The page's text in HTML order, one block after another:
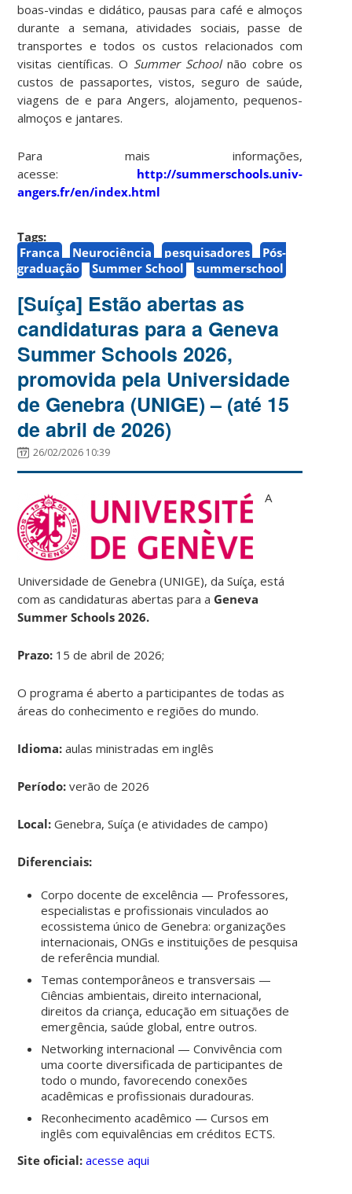
boas-vindas e didático, pausas para café e almoços
durante a semana, atividades sociais, passe de
transportes e todos os custos relacionados com
visitas científicas. O Summer Schoolnão cobre os
custos de passaportes, vistos, seguro de saúde,
viagens de e para Angers, alojamento, pequenos-
almoços e jantares.
Para mais informações,
acesse: http://summerschools.univ-
angers.fr/en/index.html
Tags:
França
Neurociência pesquisadores
Pós-
graduação
Summer School summerschool
[Suíça] Estão abertas as
candidaturas para a Geneva
Summer Schools 2026,
promovida pela Universidade
de Genebra (UNIGE) – (até 15
de abril de 2026)
26/02/2026 10:39
A
Universidade de Genebra (UNIGE), da Suíça, está
com as candidaturas abertas para a Geneva
Summer Schools 2026.
Prazo: 15 de abril de 2026;
O programa é aberto a participantes de todas as
áreas do conhecimento e regiões do mundo.
Idioma:aulas ministradas em inglês
Período:verão de 2026
Local:Genebra, Suíça (e atividades de campo)
Diferenciais:
Corpo docente de excelência — Professores,
especialistas e profissionais vinculados ao
ecossistema único de Genebra: organizações
internacionais, ONGs e instituições de pesquisa
de referência mundial.
Temas contemporâneos e transversais —
Ciências ambientais, direito internacional,
direitos da criança, educação em situações de
emergência, saúde global, entre outros.
Networking internacional — Convivência com
uma coorte diversificada de participantes de
todo o mundo, favorecendo conexões
acadêmicas e profissionais duradouras.
Reconhecimento acadêmico — Cursos em
inglês com equivalências em créditos ECTS.
Site oficial:acesse aqui